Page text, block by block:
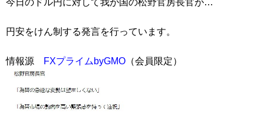
今日のドル円に対して我が国の松野官房長官が…
円安をけん制する発言を行っています。
情報源 FXプライムbyGMO （会員限定）